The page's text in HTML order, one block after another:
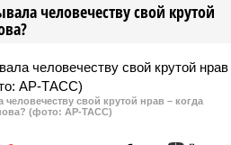
человечеству свой крутой
свой крутой нрав – когда
(фото: АР-ТАСС)